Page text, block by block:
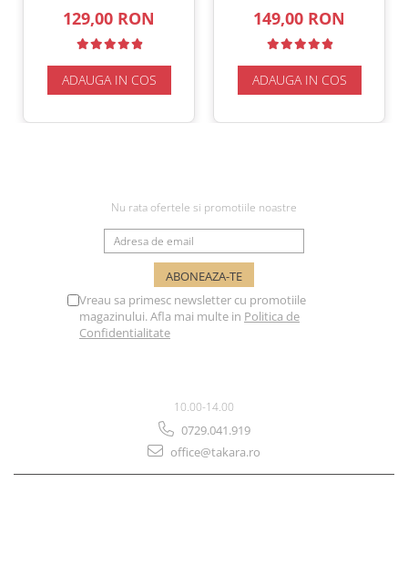
129,00 RON
ADAUGA IN COS
149,00 RON
ADAUGA IN COS
Nu rata ofertele si promotiile noastre
Vreau sa primesc newsletter cu promotiile
magazinului. Afla mai multe in Politica de
Confidentialitate
10.00-14.00
0729.041.919
office@takara.ro